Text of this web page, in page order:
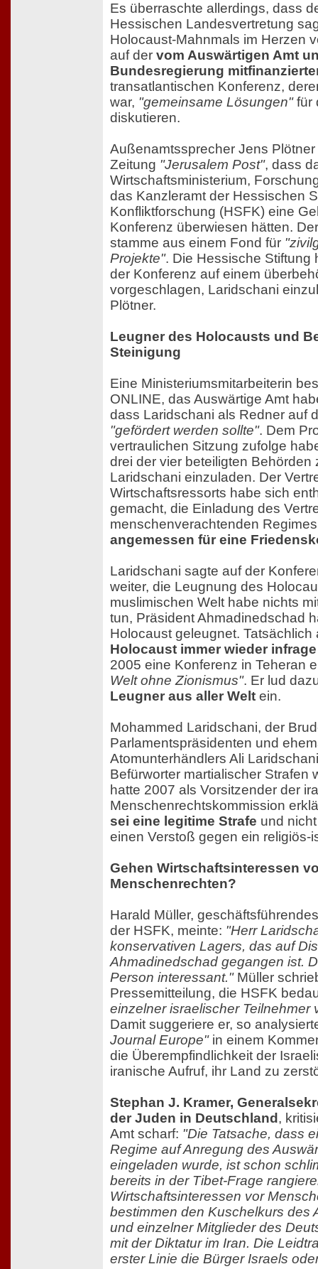
Es überraschte allerdings, dass
Hessischen Landesvertretung
Holocaust-Mahnmals im Herzen
auf der vom Auswärtigen Amt
Bundesregierung
transatlantischen Konferenz,
war, "gemeinsame Lösungen"für
diskutieren.
Außenamtssprecher Jens
Zeitung "Jerusalem Post", dass
Wirtschaftsministerium,
das Kanzleramt der Hessischen
Konfliktforschung (HSFK) eine
Konferenz überwiesen hätten.
stamme aus einem Fond für
Projekte". Die Hessische Stiftung
der Konferenz auf einem
vorgeschlagen, Laridschani
Plötner.
Leugner des Holocausts und
Steinigung
Eine Ministeriumsmitarbeiterin
ONLINE, das Auswärtige Amt
dass Laridschani als Redner auf
"gefördert werden sollte". Dem
vertraulichen Sitzung zufolge
drei der vier beteiligten Behörden
Laridschani einzuladen. Der
Wirtschaftsressorts habe sich
gemacht, die Einladung des
menschenverachtenden
angemessen für eine
Laridschani sagte auf der
weiter, die Leugnung des
muslimischen Welt habe nichts
tun, Präsident Ahmadinedschad
Holocaust geleugnet.
Holocaust immer wieder
2005 eine Konferenz in Teheran
Welt ohne Zionismus". Er lud
Leugner aus aller Welt ein.
Mohammed Laridschani, der
Parlamentspräsidenten und
Atomunterhändlers Ali
Befürworter martialischer Strafen
hatte 2007 als Vorsitzender der
Menschenrechtskommission
sei eine legitime Strafe und
einen Verstoß gegen ein religiös-
Gehen Wirtschaftsinteressen
Menschenrechten?
Harald Müller,
der HSFK, meinte: "Herr
konservativen Lagers, das auf
Ahmadinedschad gegangen ist.
Person interessant."Müller
Pressemitteilung, die HSFK
einzelner israelischer Teilnehmer
Damit suggeriere er, so
Journal Europe"in einem
die Überempfindlichkeit der
iranische Aufruf, ihr Land zu
Stephan J. Kramer,
der Juden in Deutschland ,
Amt scharf: "Die Tatsache, dass
Regime auf Anregung des
eingeladen wurde, ist schon
bereits in der Tibet-Frage
Wirtschaftsinteressen vor
bestimmen den Kuschelkurs des
und einzelner Mitglieder des
mit der Diktatur im Iran. Die
erster Linie die Bürger Israels